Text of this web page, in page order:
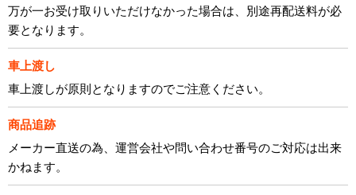
万が一お受け取りいただけなかった場合は、別途再配送料が必
要となります。
車上渡し
車上渡しが原則となりますのでご注意ください。
商品追跡
メーカー直送の為、運営会社や問い合わせ番号のご対応は出来
かねます。